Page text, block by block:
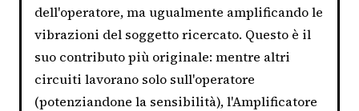
dell'operatore, ma ugualmente amplificando le
vibrazioni del soggetto ricercato. Questo è il
suo contributo più originale: mentre altri
circuiti lavorano solo sull'operatore
(potenziandone la sensibilità), l'Amplificatore